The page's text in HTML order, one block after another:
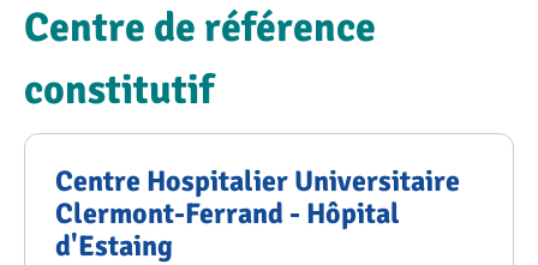
Centre de référence
constitutif
Centre Hospitalier Universitaire
Clermont-Ferrand - Hôpital
d'Estaing